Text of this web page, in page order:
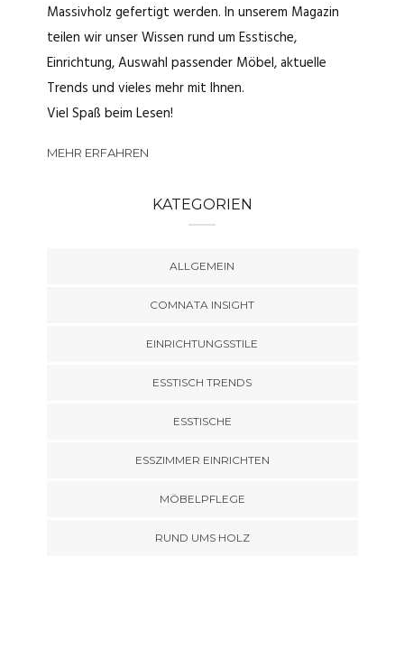
Massivholz gefertigt werden. In unserem Magazin
teilen wir unser Wissen rund um Esstische,
Einrichtung, Auswahl passender Möbel, aktuelle
Trends und vieles mehr mit Ihnen.
Viel Spaß beim Lesen!
MEHR ERFAHREN
KATEGORIEN
ALLGEMEIN
COMNATA INSIGHT
EINRICHTUNGSSTILE
ESSTISCH TRENDS
ESSTISCHE
ESSZIMMER EINRICHTEN
MÖBELPFLEGE
RUND UMS HOLZ